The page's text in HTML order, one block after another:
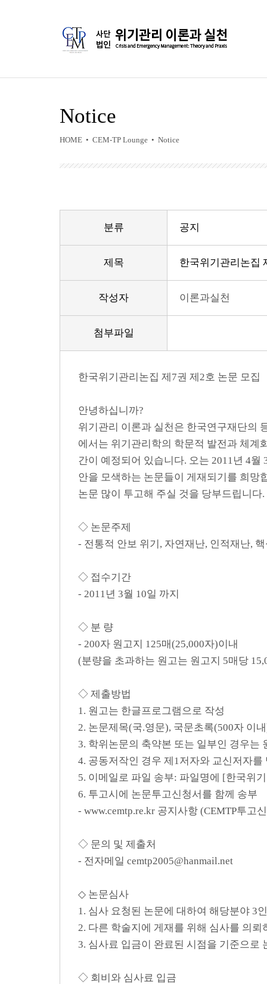
Notice
HOME • CEM-TP Lounge • Notice
분류 공지
제목 한국위기관리논집
작성자 이론과실천
첨부파일
한국위기관리논집 제7권 제2호 논문 모집
안녕하십니까?
위기관리 이론과 실천은 한국연구재단의
에서는 위기관리학의 학문적 발전과 체계
간이 예정되어 있습니다. 오는 2011년 4
안을 모색하는 논문들이 게재되기를 희망
논문 많이 투고해 주실 것을 당부드립니다.
◇ 논문주제
- 전통적 안보 위기, 자연재난, 인적재난,
◇ 접수기간
- 2011년 3월 10일 까지
◇ 분 량
- 200자 원고지 125매(25,000자)이내
(분량을 초과하는 원고는 원고지 5매당
◇ 제출방법
1. 원고는 한글프로그램으로 작성
2. 논문제목(국.영문), 국문초록(500자 이
3. 학위논문의 축약본 또는 일부인 경우는
4. 공동저작인 경우 제1저자와 교신저자를
5. 이메일로 파일 송부: 파일명에 [한국위
6. 투고시에 논문투고신청서를 함께 송부
- www.cemtp.re.kr 공지사항 (CEMTP투고
◇ 문의 및 제출처
- 전자메일 cemtp2005@hanmail.net
◇ 논문심사
1. 심사 요청된 논문에 대하여 해당분야 3
2. 다른 학술지에 게재를 위해 심사를 의
3. 심사료 입금이 완료된 시점을 기준으로
◇ 회비와 심사료 입금